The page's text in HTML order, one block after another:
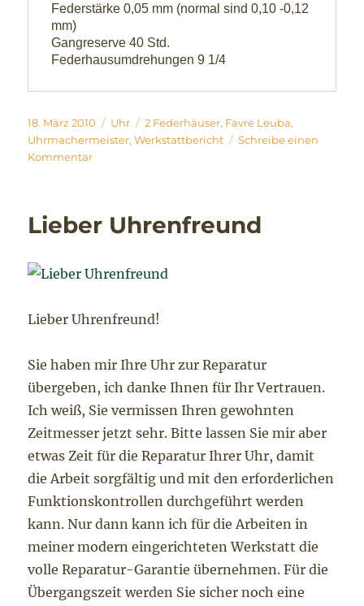
Federstärke 0,05 mm (normal sind 0,10 -0,12
mm)
Gangreserve 40 Std.
Federhausumdrehungen 9 1/4
Veröffentlicht
am
18. März 2010 Kategorien
Uhr Schlagwörter
2 Federhäuser, Favre Leuba,
Uhrmachermeister,Werkstattbericht
Schreibe einen
Kommentarzu
2
Lieber Uhrenfreund
Lieber Uhrenfreund!
Sie haben mir Ihre Uhr zur Reparatur
übergeben, ich danke Ihnen für Ihr Vertrauen.
Ich weiß, Sie vermissen Ihren gewohnten
Zeitmesser jetzt sehr. Bitte lassen Sie mir aber
etwas Zeit für die Reparatur Ihrer Uhr, damit
die Arbeit sorgfältig und mit den erforderlichen
Funktionskontrollen durchgeführt werden
kann. Nur dann kann ich für die Arbeiten in
meiner modern eingerichteten Werkstatt die
volle Reparatur-Garantie übernehmen. Für die
Übergangszeit werden Sie sicher noch eine